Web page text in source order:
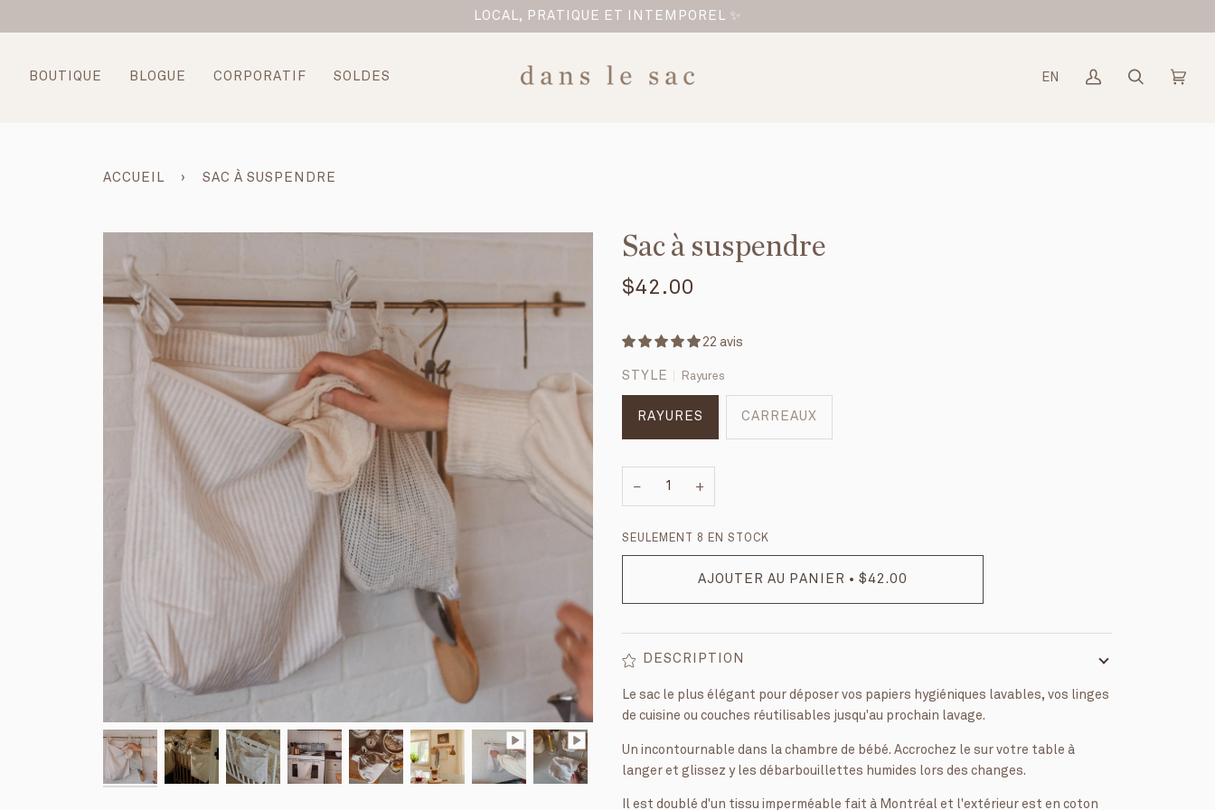
au
LOCAL, PRATIQUE ET INTEMPOREL ✨
BOUTIQUE BLOGUE CORPORATIF SOLDES EN
Mon
RecherchePanier
ACCUEIL › SAC À SUSPENDRE
Sac à suspendre
$42.00
22 avis
STYLE Rayures
RAYURES CARREAUX
− +
SEULEMENT 8 EN STOCK
AJOUTER AU PANIER • $42.00
DESCRIPTION
Le sac le plus élégant pour déposer vos papiers hygiéniques lavables, vos linges
de cuisine ou couches réutilisables jusqu'au prochain lavage.
Un incontournable dans la chambre de bébé. Accrochez le sur votre table à
langer et glissez y les débarbouillettes humides lors des changes.
Il est doublé d'un tissu imperméable fait à Montréal et l'extérieur est en coton